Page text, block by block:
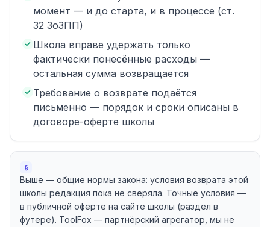
момент — и до старта, и в процессе (ст.
32 ЗоЗПП)
Школа вправе удержать только
фактически понесённые расходы —
остальная сумма возвращается
Требование о возврате подаётся
письменно — порядок и сроки описаны в
договоре-оферте школы
§
Выше — общие нормы закона: условия возврата этой
школы редакция пока не сверяла. Точные условия —
в публичной оферте на сайте школы (раздел в
футере). ToolFox — партнёрский агрегатор, мы не